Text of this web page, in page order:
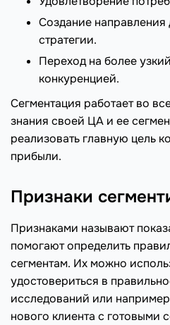
Создание направления
стратегии.
Переход на более
конкуренцией.
Сегментация работает во
знания своей ЦА и ее
реализовать главную цель
прибыли.
Признаки
Признаками называют
помогают определить
сегментам. Их можно
удостовериться в
исследований или
нового клиента с готовыми